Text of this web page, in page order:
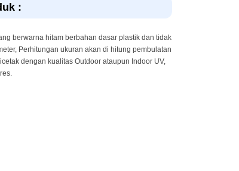
:
berwarna hitam berbahan dasar plastik dan tidak
Perhitungan ukuran akan di hitung pembulatan
dengan kualitas Outdoor ataupun Indoor UV,